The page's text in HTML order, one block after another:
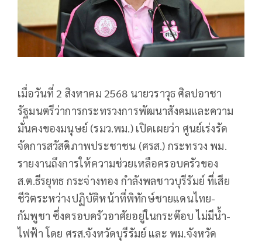
เมื่อวันที่ 2 สิงหาคม 2568 นายวราวุธ ศิลปอาชา
รัฐมนตรีว่าการกระทรวงการพัฒนาสังคมและความ
มั่นคงของมนุษย์ (รมว.พม.) เปิดเผยว่า ศูนย์เร่งรัด
จัดการสวัสดิภาพประชาชน (ศรส.) กระทรวง พม.
รายงานถึงการให้ความช่วยเหลือครอบครัวของ
ส.ต.ธีรยุทธ กระจ่างทอง กำลังพลชาวบุรีรัมย์ ที่เสีย
ชีวิตระหว่างปฏิบัติหน้าที่พิทักษ์ชายแดนไทย-
กัมพูชา ซึ่งครอบครัวอาศัยอยู่ในกระต๊อบ ไม่มีน้ำ-
ไฟฟ้า โดย ศรส.จังหวัดบุรีรัมย์ และ พม.จังหวัด